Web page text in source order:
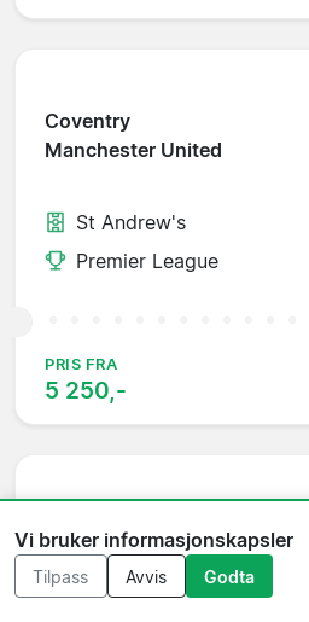
Coventry
Manchester United
St Andrew's
Premier League
PRIS FRA
5 250,-
Bournemouth
Manchester United
Vi bruker informasjonskapsler
Tilpass
Avvis Godta